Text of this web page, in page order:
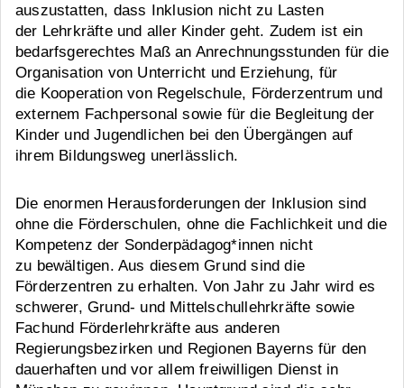
auszustatten, dass Inklusion nicht zu Lasten
der Lehrkräfte und aller Kinder geht. Zudem ist ein
bedarfsgerechtes Maß an Anrechnungsstunden für die
Organisation von Unterricht und Erziehung, für
die Kooperation von Regelschule, Förderzentrum und
externem Fachpersonal sowie für die Begleitung der
Kinder und Jugendlichen bei den Übergängen auf
ihrem Bildungsweg unerlässlich.
Die enormen Herausforderungen der Inklusion sind
ohne die Förderschulen, ohne die Fachlichkeit und die
Kompetenz der Sonderpädagog*innen nicht
zu bewältigen. Aus diesem Grund sind die
Förderzentren zu erhalten. Von Jahr zu Jahr wird es
schwerer, Grund- und Mittelschullehrkräfte sowie
Fachund Förderlehrkräfte aus anderen
Regierungsbezirken und Regionen Bayerns für den
dauerhaften und vor allem freiwilligen Dienst in